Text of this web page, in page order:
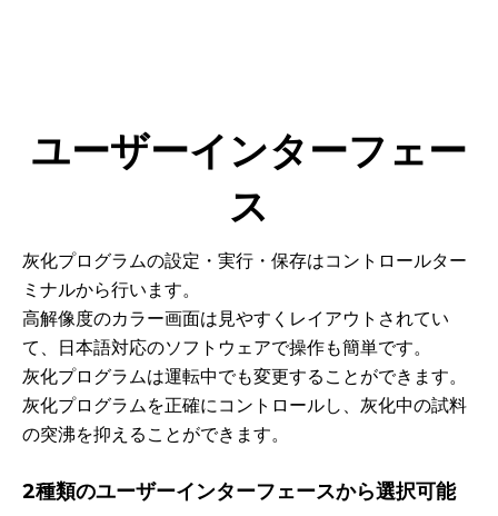
ユーザーインターフェー
ス
灰化プログラムの設定・実行・保存はコントロールター
ミナルから行います。
高解像度のカラー画面は見やすくレイアウトされてい
て、日本語対応のソフトウェアで操作も簡単です。
灰化プログラムは運転中でも変更することができます。
灰化プログラムを正確にコントロールし、灰化中の試料
の突沸を抑えることができます。
2種類のユーザーインターフェースから選択可能